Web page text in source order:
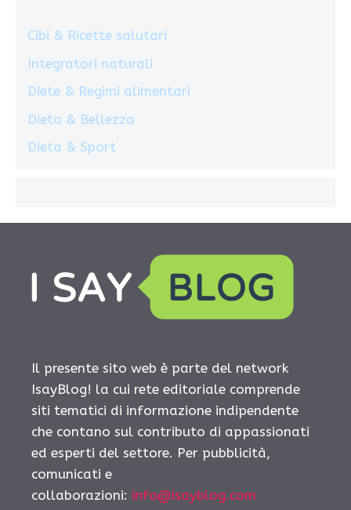
Cibi & Ricette salutari
Integratori naturali
Diete & Regimi alimentari
Dieta & Bellezza
Dieta & Sport
Il presente sito web è parte del network
IsayBlog! la cui rete editoriale comprende
siti tematici di informazione indipendente
che contano sul contributo di appassionati
ed esperti del settore. Per pubblicità,
comunicati e
collaborazioni: info@isayblog.com